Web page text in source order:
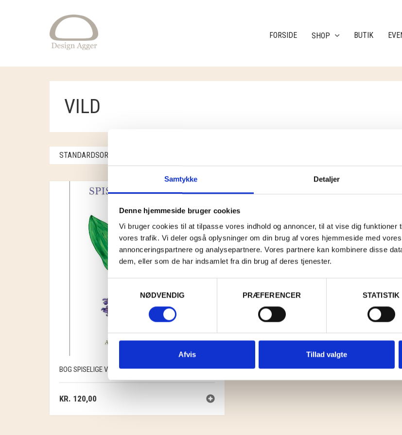
Samtykke Detaljer
Denne hjemmeside bruger cookies
Vi bruger cookies til at tilpasse vores indhold og annoncer, til at vise dig funktioner
vores trafik. Vi deler også oplysninger om din brug af vores hjemmeside med
annonceringspartnere og analysepartnere. Vores partnere kan kombinere disse
dem, eller som de har indsamlet fra din brug af deres tjenester.
NØDVENDIG
PRÆFERENCER STATISTIK
Afvis Tillad valgte
FORSIDE SHOP BUTIK
VILD
STANDARDSORTERING
BOG SPISELIGE VILDE PLANTER
KR. 120,00